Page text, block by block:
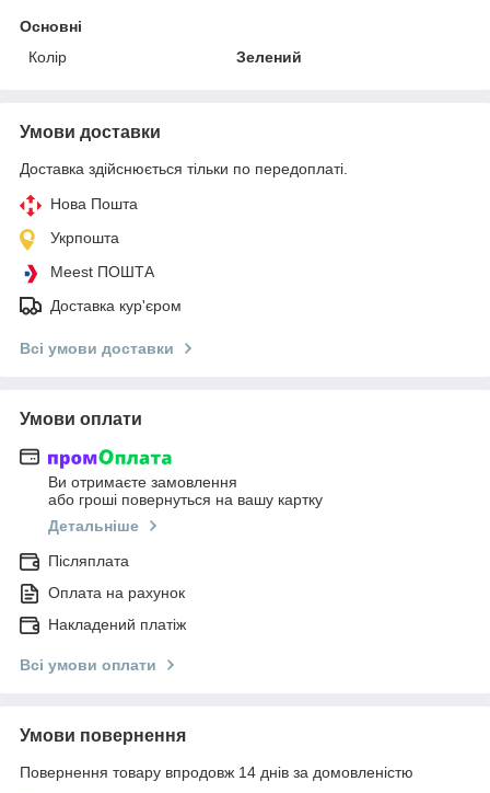
Основні
Колір
Зелений
Умови доставки
Доставка здійснюється тільки по передоплаті.
Нова Пошта
Укрпошта
Meest ПОШТА
Доставка кур'єром
Всі умови доставки
Умови оплати
Ви отримаєте замовлення
або гроші повернуться на вашу картку
Детальніше
Післяплата
Оплата на рахунок
Накладений платіж
Всі умови оплати
Умови повернення
Повернення товару впродовж 14 днів за домовленістю